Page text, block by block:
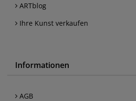
ARTblog
Ihre Kunst verkaufen
Informationen
AGB